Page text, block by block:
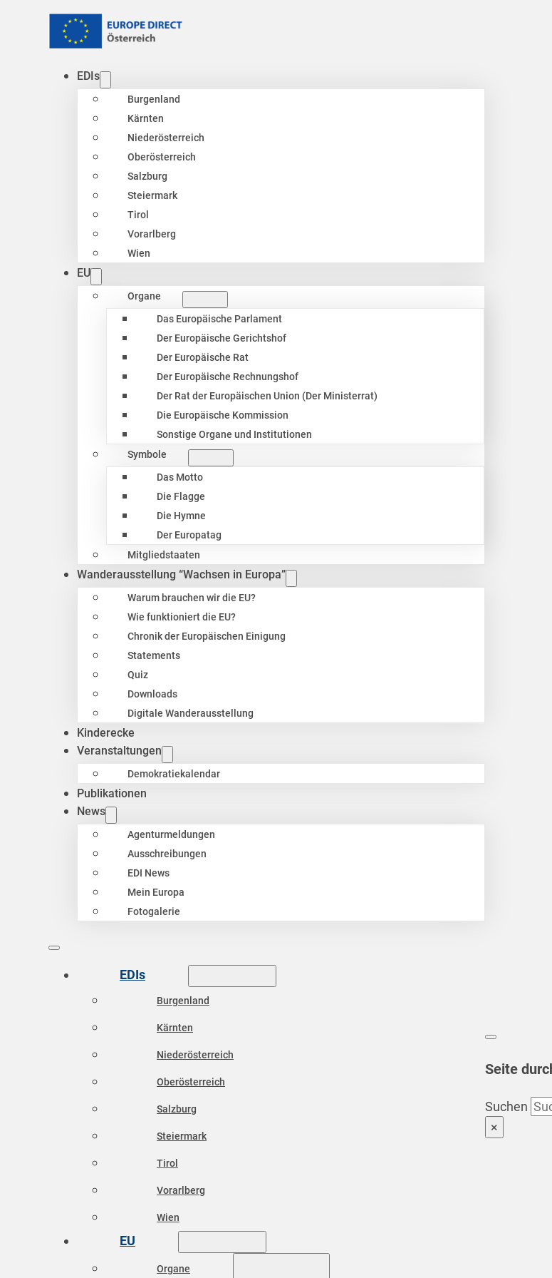
EDIs
Burgenland
Kärnten
Niederösterreich
Oberösterreich
Salzburg
Steiermark
Tirol
Vorarlberg
Wien
EU
Organe
Das Europäische Parlament
Der Europäische Gerichtshof
Der Europäische Rat
Der Europäische Rechnungshof
Der Rat der Europäischen Union (Der Ministerrat)
Die Europäische Kommission
Sonstige Organe und Institutionen
Symbole
Das Motto
Die Flagge
Die Hymne
Der Europatag
Mitgliedstaaten
Wanderausstellung “Wachsen in Europa”
Warum brauchen wir die EU?
Wie funktioniert die EU?
Chronik der Europäischen Einigung
Statements
Quiz
Downloads
Digitale Wanderausstellung
Kinderecke
Veranstaltungen
Demokratiekalendar
Publikationen
News
Agenturmeldungen
Ausschreibungen
EDI News
Mein Europa
Fotogalerie
EDIs
Burgenland
Kärnten
Niederösterreich
Oberösterreich
Salzburg
Steiermark
Tirol
Vorarlberg
Wien
EU
Organe
Seite
Suchen
×